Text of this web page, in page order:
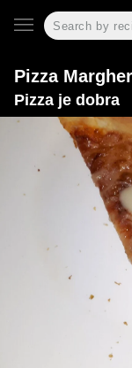
Pizza
Pizza je dobra